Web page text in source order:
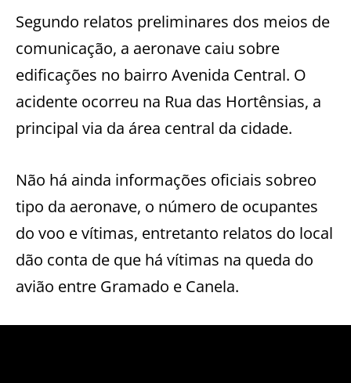
Segundo relatos preliminares dos meios de
comunicação, a aeronave caiu sobre
edificações no bairro Avenida Central. O
acidente ocorreu na Rua das Hortênsias, a
principal via da área central da cidade.
Não há ainda informações oficiais sobreo
tipo da aeronave, o número de ocupantes
do voo e vítimas, entretanto relatos do local
dão conta de que há vítimas na queda do
avião entre Gramado e Canela.